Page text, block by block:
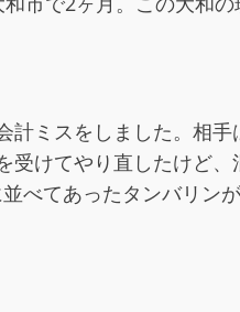
ミスをしました。相
けてやり直したけど、
べてあったタンバリン